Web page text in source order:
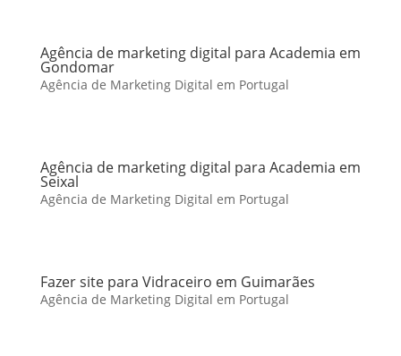
Agência de marketing digital para Academia em
Gondomar
Agência de Marketing Digital em Portugal
Agência de marketing digital para Academia em
Seixal
Agência de Marketing Digital em Portugal
Fazer site para Vidraceiro em Guimarães
Agência de Marketing Digital em Portugal